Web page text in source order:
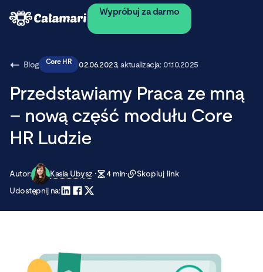
Wypróbuj za darmo
Blog Core HR 02.06.2023, aktualizacja: 01.10.2025
Przedstawiamy Praca ze mną
– nową część modułu Core
HR Ludzie
Autor: Kasia Ubysz 4min
Skopiuj link
Udostępnij na: